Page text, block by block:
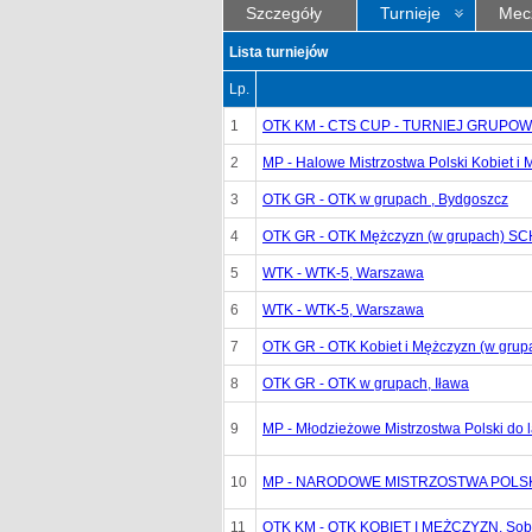
Szczegóły Turnieje
Lista turniejów
Lp.
1 OTK KM - CTS CUP - TURNIEJ
2 MP - Halowe Mistrzostwa Polski Kobiet i
3 OTK GR - OTK w grupach , Bydgoszcz
4 OTK GR - OTK Mężczyzn (w grupach)
5 WTK - WTK-5, Warszawa
6 WTK - WTK-5, Warszawa
7 OTK GR - OTK Kobiet i Mężczyzn (w
8 OTK GR - OTK w grupach, Iława
9 MP - Młodzieżowe Mistrzostwa Polski do
10 MP - NARODOWE MISTRZOSTWA
11 OTK KM - OTK KOBIET I MĘŻCZYZN,